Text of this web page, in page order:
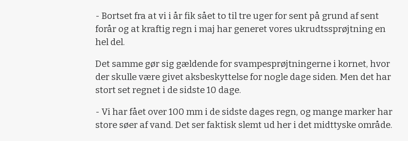
- Bortset fra at vi i år fik sået to til tre uger for sent på grund af sent
forår og at kraftig regn i maj har generet vores ukrudtssprøjtning en
hel del.
Det samme gør sig gældende for svampesprøjtningerne i kornet, hvor
der skulle være givet aksbeskyttelse for nogle dage siden. Men det har
stort set regnet i de sidste 10 dage.
- Vi har fået over 100 mm i de sidste dages regn, og mange marker har
store søer af vand. Det ser faktisk slemt ud her i det midttyske område.